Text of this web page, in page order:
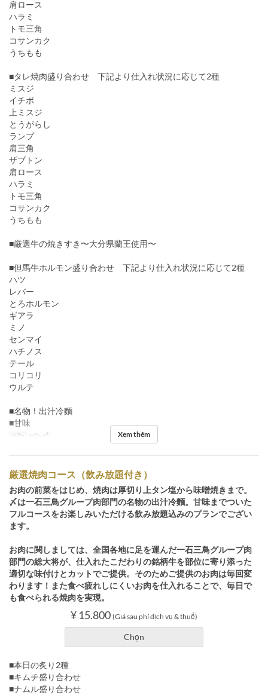
肩ロース
ハラミ
トモ三角
コサンカク
うちもも
■タレ焼肉盛り合わせ 下記より仕入れ状況に応じて2種
ミスジ
イチボ
上ミスジ
とうがらし
ランプ
肩三角
ザブトン
肩ロース
ハラミ
トモ三角
コサンカク
うちもも
■厳選牛の焼きすき〜大分県蘭王使用〜
■但馬牛ホルモン盛り合わせ 下記より仕入れ状況に応じて2種
ハツ
レバー
とろホルモン
ギアラ
ミノ
センマイ
ハチノス
テール
コリコリ
ウルテ
■名物！出汁冷麵
■甘味
Bữa Bữa tối Xem thêm
厳選焼肉コース（飲み放題付き）
お肉の前菜をはじめ、焼肉は厚切り上タン塩から味噌焼きまで。
〆は一石三鳥グループ肉部門の名物の出汁冷麵。甘味までついた
フルコースをお楽しみいただける飲み放題込みのプランでござい
ます。
お肉に関しましては、全国各地に足を運んだ一石三鳥グループ肉
部門の総大将が、仕入れたこだわりの銘柄牛を部位に寄り添った
適切な味付けとカットでご提供。そのためご提供のお肉は毎回変
わります！また食べ疲れしにくいお肉を仕入れることで、毎日で
も食べられる焼肉を実現。
¥ 15.800 (Giá sau phí dịch vụ & thuế)
Chọn
■本日の炙り2種
■キムチ盛り合わせ
■ナムル盛り合わせ